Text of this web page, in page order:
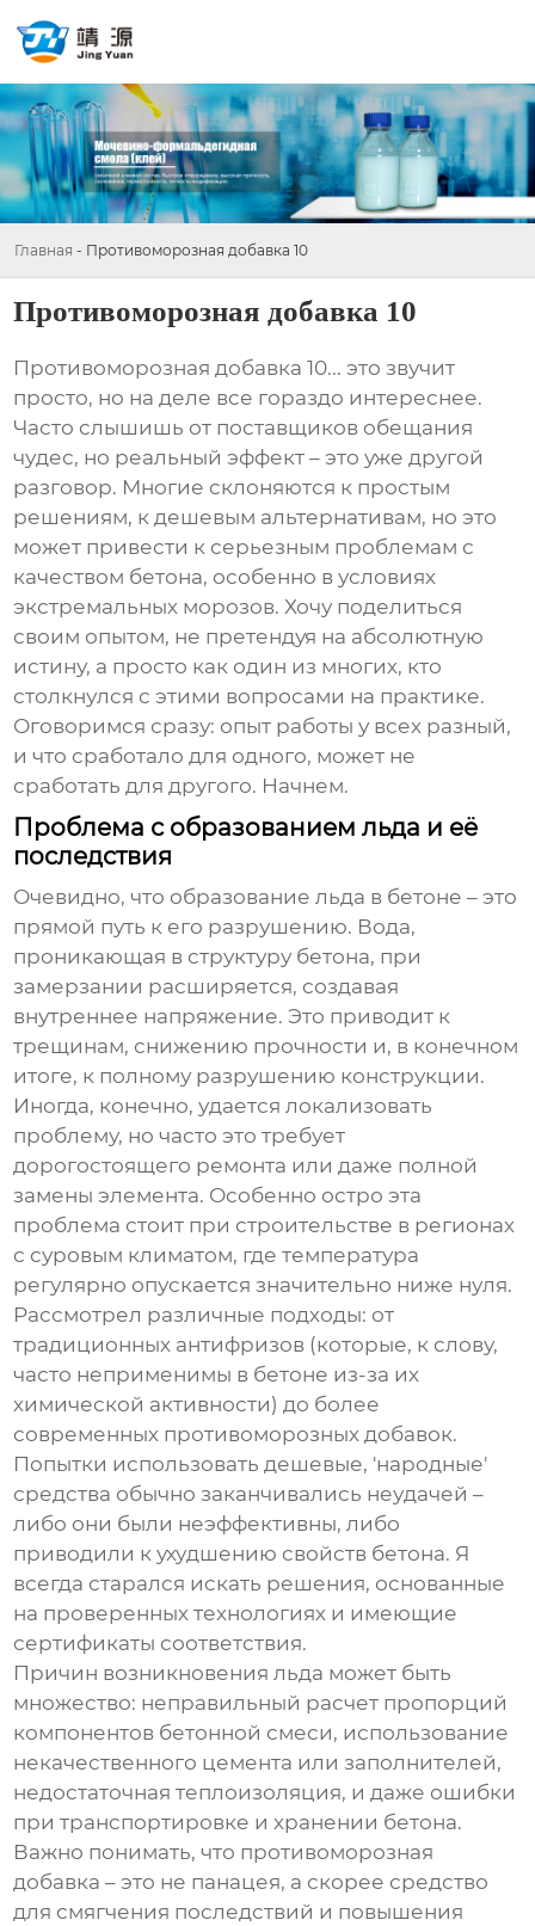
Главная - Противоморозная добавка 10
Противоморозная добавка 10
Противоморозная добавка 10... это звучит
просто, но на деле все гораздо интереснее.
Часто слышишь от поставщиков обещания
чудес, но реальный эффект – это уже другой
разговор. Многие склоняются к простым
решениям, к дешевым альтернативам, но это
может привести к серьезным проблемам с
качеством бетона, особенно в условиях
экстремальных морозов. Хочу поделиться
своим опытом, не претендуя на абсолютную
истину, а просто как один из многих, кто
столкнулся с этими вопросами на практике.
Оговоримся сразу: опыт работы у всех разный,
и что сработало для одного, может не
сработать для другого. Начнем.
Проблема с образованием льда и её
последствия
Очевидно, что образование льда в бетоне – это
прямой путь к его разрушению. Вода,
проникающая в структуру бетона, при
замерзании расширяется, создавая
внутреннее напряжение. Это приводит к
трещинам, снижению прочности и, в конечном
итоге, к полному разрушению конструкции.
Иногда, конечно, удается локализовать
проблему, но часто это требует
дорогостоящего ремонта или даже полной
замены элемента. Особенно остро эта
проблема стоит при строительстве в регионах
с суровым климатом, где температура
регулярно опускается значительно ниже нуля.
Рассмотрел различные подходы: от
традиционных антифризов (которые, к слову,
часто неприменимы в бетоне из-за их
химической активности) до более
современных противоморозных добавок.
Попытки использовать дешевые, 'народные'
средства обычно заканчивались неудачей –
либо они были неэффективны, либо
приводили к ухудшению свойств бетона. Я
всегда старался искать решения, основанные
на проверенных технологиях и имеющие
сертификаты соответствия.
Причин возникновения льда может быть
множество: неправильный расчет пропорций
компонентов бетонной смеси, использование
некачественного цемента или заполнителей,
недостаточная теплоизоляция, и даже ошибки
при транспортировке и хранении бетона.
Важно понимать, что противоморозная
добавка – это не панацея, а скорее средство
для смягчения последствий и повышения